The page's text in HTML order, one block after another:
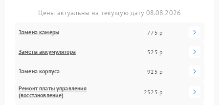
Цены актуальны на текущую дату 08.08.2026
Замена камеры 775 р
Замена аккумулятора 525 р
Замена корпуса 925 р
Ремонт платы управления
(восстановление)
2525 р